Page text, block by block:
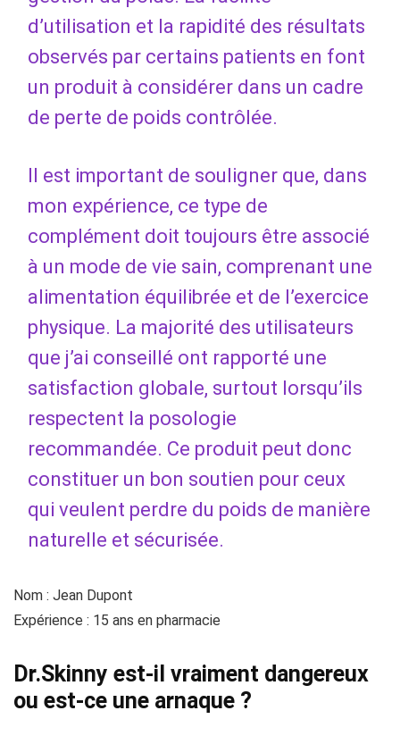
d’utilisation et la rapidité des résultats
observés par certains patients en font
un produit à considérer dans un cadre
de perte de poids contrôlée.
Il est important de souligner que, dans
mon expérience, ce type de
complément doit toujours être associé
à un mode de vie sain, comprenant une
alimentation équilibrée et de l’exercice
physique. La majorité des utilisateurs
que j’ai conseillé ont rapporté une
satisfaction globale, surtout lorsqu’ils
respectent la posologie
recommandée. Ce produit peut donc
constituer un bon soutien pour ceux
qui veulent perdre du poids de manière
naturelle et sécurisée.
Nom : Jean Dupont
Expérience : 15 ans en pharmacie
Dr.Skinny est-il vraiment dangereux
ou est-ce une arnaque ?